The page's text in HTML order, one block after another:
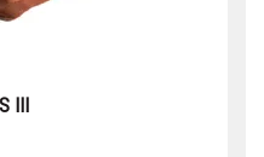
III